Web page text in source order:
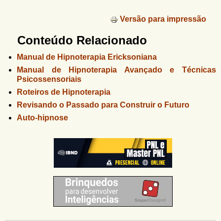
Versão para impressão
Conteúdo Relacionado
Manual de Hipnoterapia Ericksoniana
Manual de Hipnoterapia Avançado e Técnicas
Psicossensoriais
Roteiros de Hipnoterapia
Revisando o Passado para Construir o Futuro
Auto-hipnose